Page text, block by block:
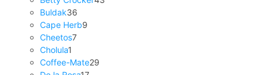
Buldak36
Cape Herb9
Cheetos7
Cholula1
Coffee-Mate29